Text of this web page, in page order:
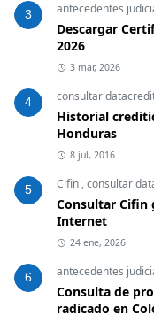
3 antecedentes
Descargar
2026
3 mar, 2026
4 consultar
Historial
Honduras
8 jul, 2016
5 Cifin ,consultar
Consultar Cifin
Internet
24 ene, 2026
6 antecedentes
Consulta de
radicado en